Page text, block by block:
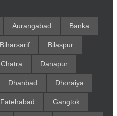
Aurangabad Banka
Biharsarif Bilaspur
Chatra Danapur
Dhanbad Dhoraiya
Fatehabad Gangtok